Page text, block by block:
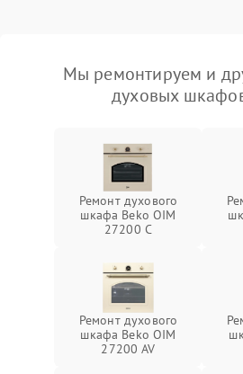
Мы ремонтируем и
духовых
Ремонт духового
шкафа Beko OIM
27200 C
Ремонт духового
шкафа Beko OIM
27200 AV